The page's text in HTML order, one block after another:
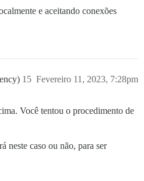
e aceitando conexões
Fevereiro 11, 2023, 7:28pm
15
Você tentou o procedimento de
neste caso ou não, para ser